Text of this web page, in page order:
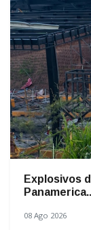
Explosivos
08 Ago 2026